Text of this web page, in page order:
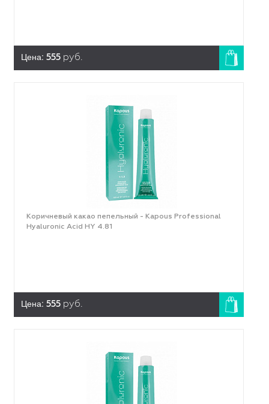
Цена: 555 руб.
Коричневый какао пепельный - Kapous Professional
Hyaluronic Acid HY 4.81
Цена: 555 руб.